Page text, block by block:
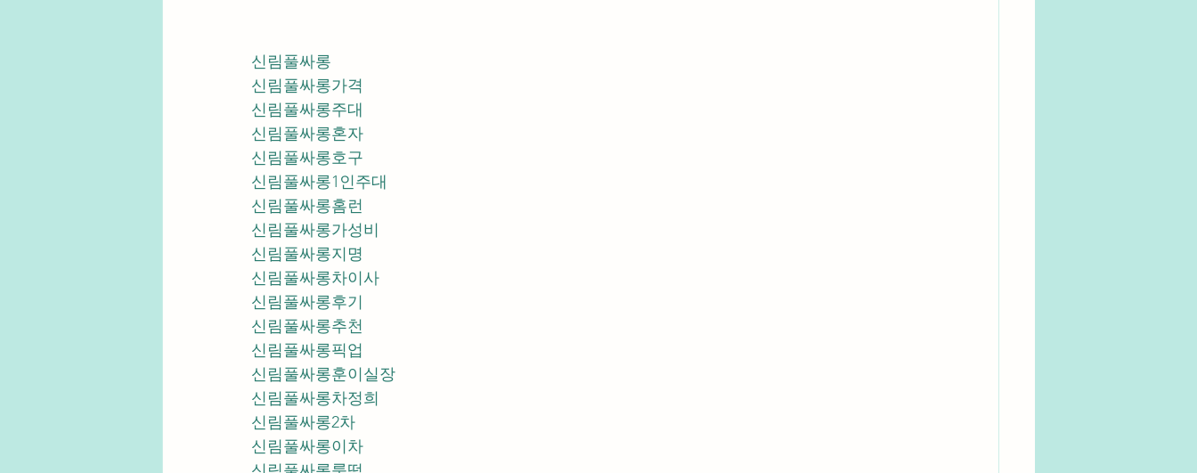
신림풀싸롱
신림풀싸롱가격
신림풀싸롱주대
신림풀싸롱혼자
신림풀싸롱호구
신림풀싸롱1인주대
신림풀싸롱홈런
신림풀싸롱가성비
신림풀싸롱지명
신림풀싸롱차이사
신림풀싸롱후기
신림풀싸롱추천
신림풀싸롱훈이실장
신림풀싸롱차정희
신림풀싸롱2차
신림풀싸롱이차